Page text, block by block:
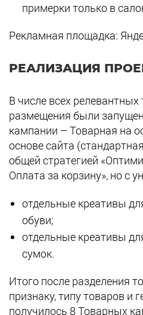
примерки только в
Рекламная площадка:
РЕАЛИЗАЦИЯ
В числе всех
размещения были
кампании – Товарная на
основе сайта
общей стратегией
Оплата за корзину», но с
отдельные креативы
обуви;
отдельные креативы
сумок.
Итого после разделения
признаку, типу товаров и
получилось 8 Товарных